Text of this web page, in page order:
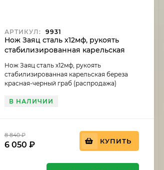
АРТИКУЛ: 9931
Нож Заяц сталь х12мф, рукоять
стабилизированная карельская
(распродажа)
Нож Заяц сталь х12мф, рукоять
стабилизированная карельская береза
красная-черный граб (распродажа)
В НАЛИЧИИ
8 840₽
6 050 ₽ КУПИТЬ